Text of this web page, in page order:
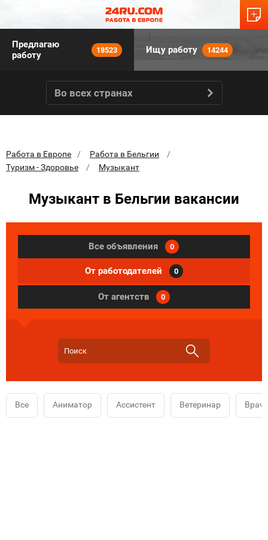
Предлагаю
работу
18523 Ищу работу 14244
Во всех странах
Работа в Европе
Работа в Бельгии
Туризм - Здоровье
Музыкант
Музыкант в Бельгии вакансии
Все объявления 0
От работодателей 0
От агентств 0
Все Аниматор Ассистент Ветеринар Врач